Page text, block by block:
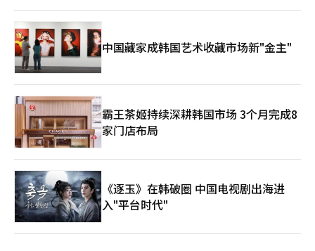
原则，在原则之中兼顾国家利益。这才是真正的真理、正义与自
由。
中国藏家成韩国艺术收藏市场新"金主"
霸王茶姬持续深耕韩国市场 3个月完成8
家门店布局
《逐玉》在韩破圈 中国电视剧出海进
入"平台时代"